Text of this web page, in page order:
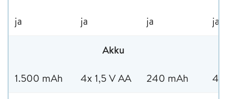
ja ja ja ja
Akku
1.500 mAh 4x 1,5 V AA 240 mAh